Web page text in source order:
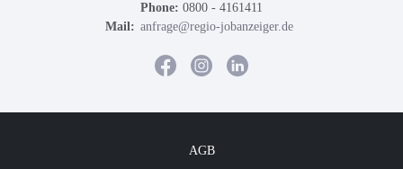
Phone: 0800 - 4161411
Mail: anfrage@regio-jobanzeiger.de
AGB